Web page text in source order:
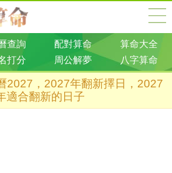
查詢 配對算命
算命大全
打分 周公解夢 八字算命
2027，2027年翻新擇日，2027
適合翻新的日子